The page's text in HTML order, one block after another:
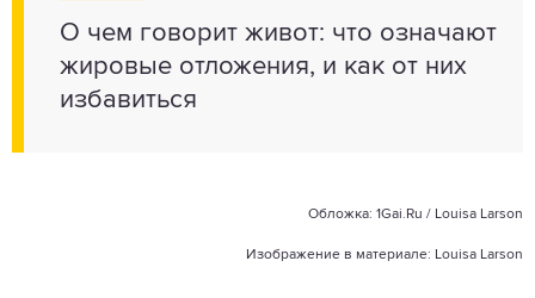
О чем говорит живот: что означают
жировые отложения, и как от них
избавиться
Обложка: 1Gai.Ru / Louisa Larson
Изображение в материале: Louisa Larson